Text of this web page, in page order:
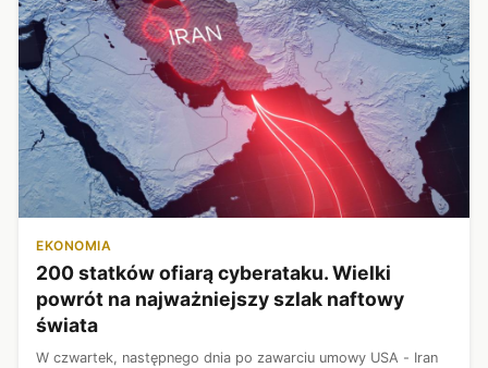
EKONOMIA
200 statków ofiarą cyberataku. Wielki
powrót na najważniejszy szlak naftowy
świata
W czwartek, następnego dnia po zawarciu umowy USA - Iran